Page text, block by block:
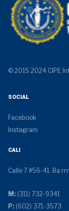
© 2015 2024 CIPE
SOCIAL
Facebook
Instagram
CALI
Calle 7 #56-41. Ba
M: (311) 732-9341
P: (602) 371-3573